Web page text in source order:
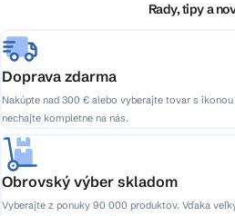
e
Rady, tipy a
Doprava zdarma
Nakúpte nad 300 € alebo vyberajte tovar s
nechajte kompletne na nás.
Obrovský výber skladom
Vyberajte z ponuky 90 000 produktov. Vďaka